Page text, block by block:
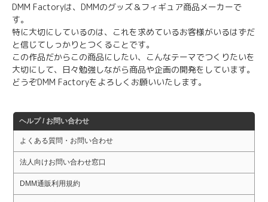
DMM Factoryは、DMMのグッズ＆フィギュア商品メーカーで
す。
特に大切にしているのは、これを求めているお客様がいるはずだ
と信じてしっかりとつくることです。
この作品だからこの商品にしたい、こんなテーマでつくりたいを
大切にして、日々勉強しながら商品や企画の開発をしています。
どうぞDMM Factoryをよろしくお願いいたします。
ヘルプ / お問い合わせ
よくある質問・お問い合わせ
法人向けお問い合わせ窓口
DMM通販利用規約